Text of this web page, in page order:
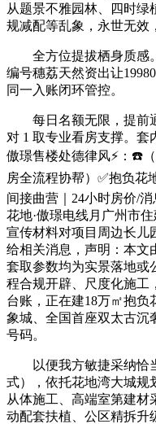
从题景不雅园林、四时绿
规减配等乱象，永世无效
全方位提拔栖身质感。
编号穗荔天然资出让
同一入账闭环管控。
每日名额无限，提前通
对 1 取专业看房支撑。套
傲璟售楼处德律风⚡：☎️
房全流程协帮）✅抱负花
间接曲营｜24小时房价/
花地·傲璟电线月广州市
宣传材料对项目周边长儿
给相关消息，声明：本文
套取参数均为实景落地或
程合规开辟、尺度化施工
台账，正在建18万㎡抱负
象城、全国首座双太古沉
号码。
以便我方敏捷采纳恰
式），依托花地湾大城规
从体施工、高端室第建材
动配套扶植、公区精拆升